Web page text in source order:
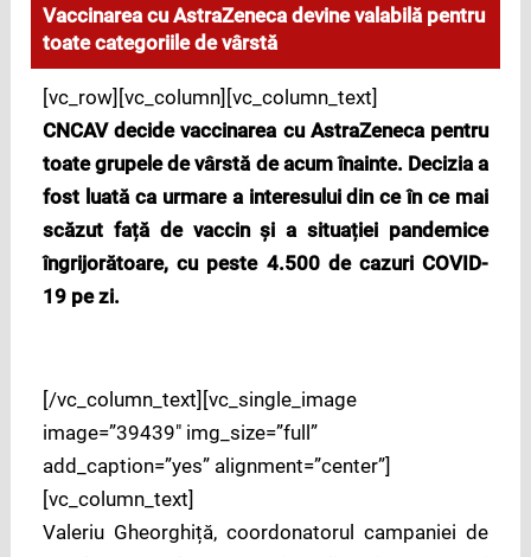
Vaccinarea cu AstraZeneca devine valabilă pentru
toate categoriile de vârstă
[vc_row][vc_column][vc_column_text]
CNCAV decide vaccinarea cu AstraZeneca pentru
toate grupele de vârstă de acum înainte. Decizia a
fost luată ca urmare a interesului din ce în ce mai
scăzut față de vaccin și a situației pandemice
îngrijorătoare, cu peste 4.500 de cazuri COVID-
19 pe zi.
[/vc_column_text][vc_single_image
image=”39439″ img_size=”full”
add_caption=”yes” alignment=”center”]
[vc_column_text]
Valeriu Gheorghiță, coordonatorul campaniei de